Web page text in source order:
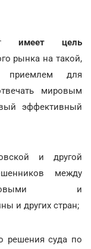
имеет цель
рынка на такой,
приемлем для
мировым
эффективный
и другой
между
и
и других стран;
решения суда по